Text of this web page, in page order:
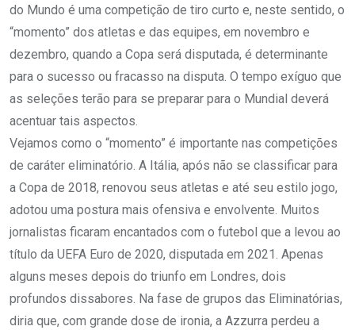
do Mundo é uma competição de tiro curto e, neste sentido, o
“momento” dos atletas e das equipes, em novembro e
dezembro, quando a Copa será disputada, é determinante
para o sucesso ou fracasso na disputa. O tempo exíguo que
as seleções terão para se preparar para o Mundial deverá
acentuar tais aspectos.
Vejamos como o “momento” é importante nas competições
de caráter eliminatório. A Itália, após não se classificar para
a Copa de 2018, renovou seus atletas e até seu estilo jogo,
adotou uma postura mais ofensiva e envolvente. Muitos
jornalistas ficaram encantados com o futebol que a levou ao
título da UEFA Euro de 2020, disputada em 2021. Apenas
alguns meses depois do triunfo em Londres, dois
profundos dissabores. Na fase de grupos das Eliminatórias,
diria que, com grande dose de ironia, a Azzurra perdeu a